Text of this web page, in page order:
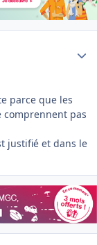
parce que les
comprennent pas
justifié et dans le